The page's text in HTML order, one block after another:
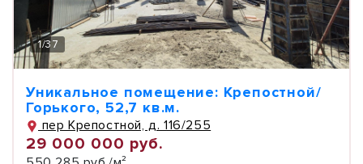
1/37
Уникальное помещение: Крепостной/
Горького, 52,7 кв.м.
пер Крепостной, д. 116/255
29 000 000 руб.